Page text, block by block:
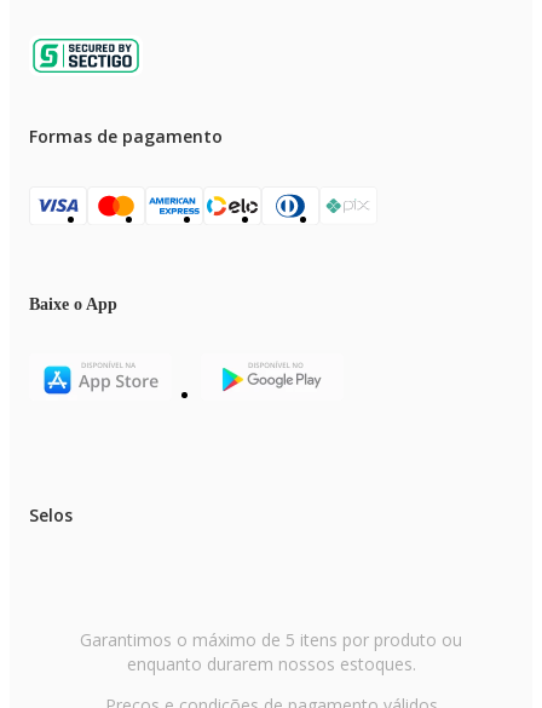
Formas de pagamento
Baixe o App
Selos
Garantimos o máximo de 5 itens por produto ou
enquanto durarem nossos estoques.